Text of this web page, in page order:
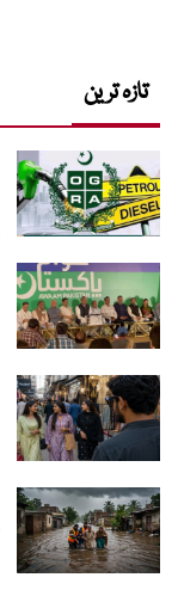
تازہ ترین